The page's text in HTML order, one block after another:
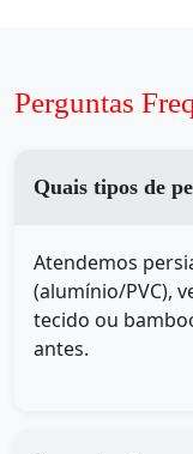
Perguntas
Quais tipos de
Atendemos
(alumínio/PVC),
tecido ou
antes.